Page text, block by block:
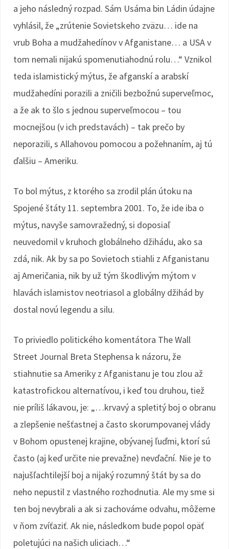
a jeho následný rozpad. Sám Usáma bin Ládin údajne
vyhlásil, že „zrútenie Sovietskeho zväzu… ide na
vrub Boha a mudžahedínov v Afganistane… a USA v
tom nemali nijakú spomenutiahodnú rolu…“ Vznikol
teda islamistický mýtus, že afganskí a arabskí
mudžahedíni porazili a zničili bezbožnú superveľmoc,
a že ak to šlo s jednou superveľmocou – tou
mocnejšou (v ich predstavách) – tak prečo by
neporazili, s Allahovou pomocou a požehnaním, aj tú
ďalšiu – Ameriku.
To bol mýtus, z ktorého sa zrodil plán útoku na
Spojené štáty 11. septembra 2001. To, že ide iba o
mýtus, navyše samovražedný, si doposiaľ
neuvedomil v kruhoch globálneho džihádu, ako sa
zdá, nik. Ak by sa po Sovietoch stiahli z Afganistanu
aj Američania, nik by už tým škodlivým mýtom v
hlavách islamistov neotriasol a globálny džihád by
dostal novú legendu a silu.
To priviedlo politického komentátora The Wall
Street Journal Breta Stephensa k názoru, že
stiahnutie sa Ameriky z Afganistanu je tou zlou až
katastrofickou alternatívou, i keď tou druhou, tiež
nie príliš lákavou, je: „…krvavý a spletitý boj o obranu
a zlepšenie nešťastnej a často skorumpovanej vlády
v Bohom opustenej krajine, obývanej ľuďmi, ktorí sú
často (aj keď určite nie prevažne) nevďační. Nie je to
najušľachtilejší boj a nijaký rozumný štát by sa do
neho nepustil z vlastného rozhodnutia. Ale my sme si
ten boj nevybrali a ak si zachováme odvahu, môžeme
v ňom zvíťaziť. Ak nie, následkom bude popol opäť
poletujúci na našich uliciach…“